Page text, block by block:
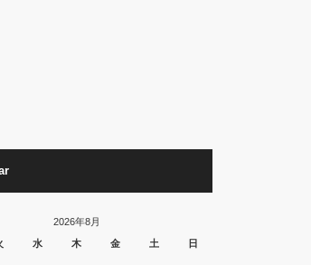
2026年8月
水 木 金 土 日